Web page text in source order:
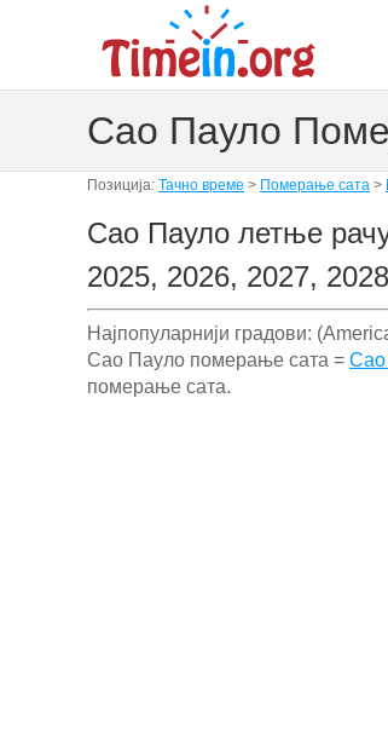
Сао Пауло
Позиција: Тачно време > Померање сата >
Сао Пауло летње
2025, 2026, 2027, 2028
Најпопуларнији градови:
Сао Пауло померање сата = Сао
померање сата.